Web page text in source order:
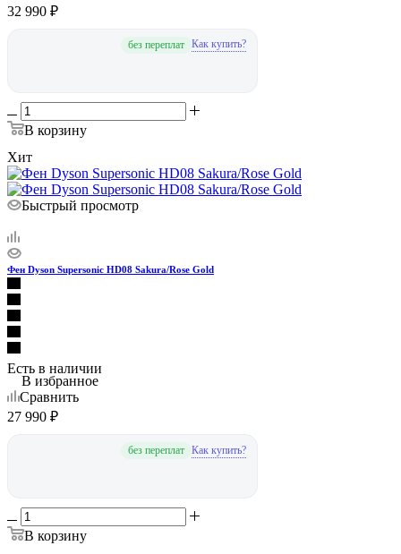
32 990 ₽
без переплат Как купить?
В корзину
Хит
Быстрый просмотр
Фен Dyson Supersonic HD08 Sakura/Rose Gold
Есть в наличии
В избранное
Сравнить
27 990 ₽
без переплат Как купить?
В корзину